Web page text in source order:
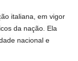
italiana, em vigor
da nação. Ela
nacional e